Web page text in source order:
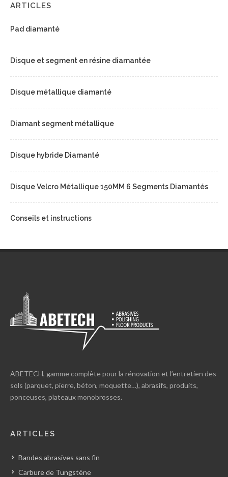
ARTICLES
Pad diamanté
Disque et segment en résine diamantée
Disque métallique diamanté
Diamant segment métallique
Disque hybride Diamanté
Disque Velcro Métallique 150MM 6 Segments Diamantés
Conseils et instructions
ABETECH, gamme complète pour la rénovation et l’entretien des
sols (parquet, pierre, béton, moquette…), abrasifs, produits,
ponceuses, plateaux monobrosses.
ARTICLES
Bandes abrasives sans fin
Carbure de Tungstène